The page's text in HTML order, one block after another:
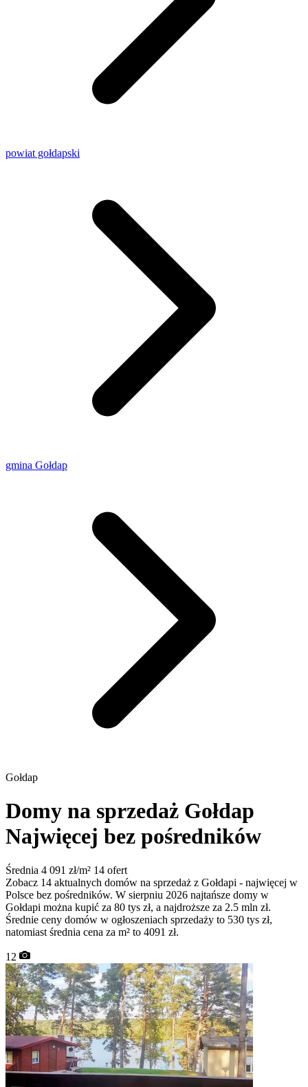
powiat gołdapski
gmina Gołdap
Gołdap
Domy na sprzedaż Gołdap
Najwięcej bez pośredników
Średnia 4 091 zł/m² 14 ofert
Zobacz 14 aktualnych domów na sprzedaż z Gołdapi - najwięcej w
Polsce bez pośredników. W sierpniu 2026 najtańsze domy w
Gołdapi można kupić za 80 tys zł, a najdroższe za 2.5 mln zł.
Średnie ceny domów w ogłoszeniach sprzedaży to 530 tys zł,
natomiast średnia cena za m² to 4091 zł.
12